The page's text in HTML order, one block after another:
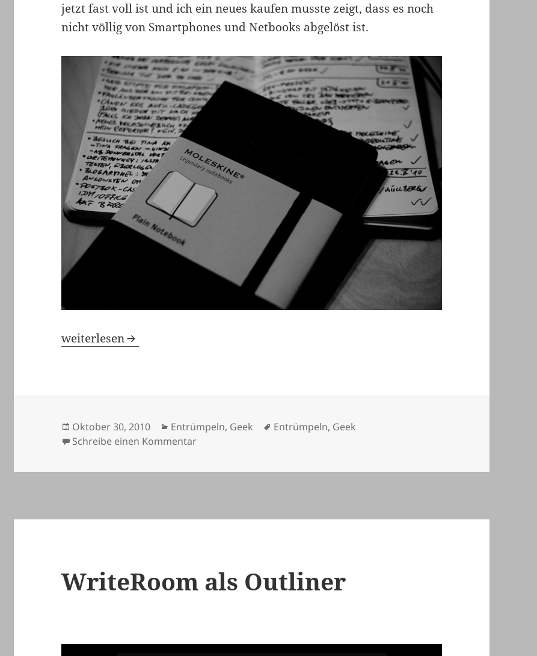
jetzt fast voll ist und ich ein neues kaufen musste zeigt, dass es noch
nicht völlig von Smartphones und Netbooks abgelöst ist.
Moleskine ist unschlagbar
weiterlesen
Veröffentlicht
am
Oktober 30, 2010 Kategorien
Entrümpeln, Geek Schlagwörter
Entrümpeln, Geek
Schreibe einen Kommentarzu Moleskine ist unschlagbar
WriteRoom als Outliner